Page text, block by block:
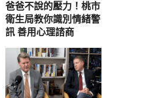
爸爸不說的壓力！桃市
衛生局教你識別情緒警
訊 善用心理諮商